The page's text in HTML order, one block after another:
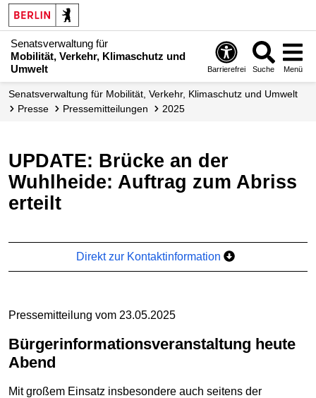
Senatsverwaltung für
Mobilität, Verkehr, Klimaschutz und
Umwelt
Barrierefrei Suche Menü
Senatsverwaltung für Mobilität, Verkehr, Klimaschutz und Umwelt
Presse
Presse­mitteilungen 2025
UPDATE: Brücke an der
Wuhlheide: Auftrag zum Abriss
erteilt
Direkt zur Kontaktinformation
Pressemitteilung vom 23.05.2025
Bürgerinformationsveranstaltung heute
Abend
Mit großem Einsatz insbesondere auch seitens der